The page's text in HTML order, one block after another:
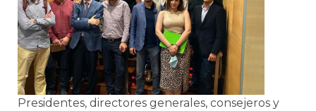
Presidentes, directores generales, consejeros y